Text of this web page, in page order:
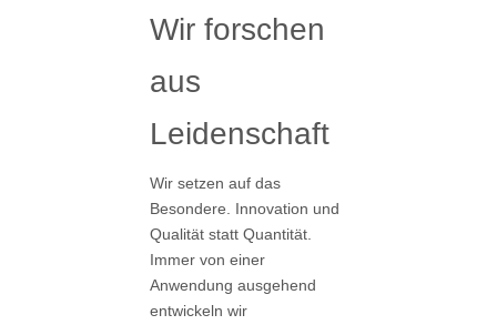
Wir forschen
aus
Leidenschaft
Wir setzen auf das
Besondere. Innovation und
Qualität statt Quantität.
Immer von einer
Anwendung ausgehend
entwickeln wir